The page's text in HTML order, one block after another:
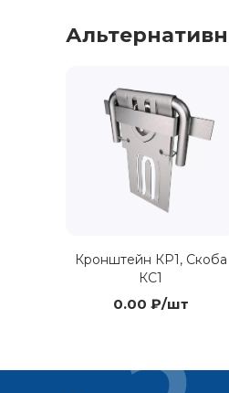
Кронштейн КР1, Скоба
КС1
0.00 ₽/шт